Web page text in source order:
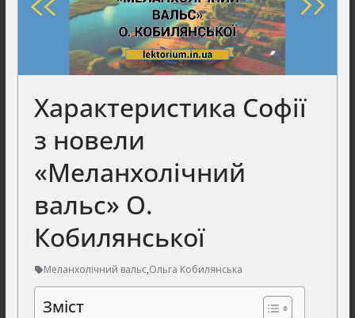
Характеристика Софії
з новели
«Меланхолічний
вальс» О.
Кобилянської
Меланхолічний вальс,Ольга Кобилянська
Зміст